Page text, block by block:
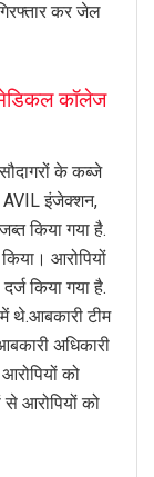
कर जेल
कॉलेज
के कब्जे
AVIL इंजेक्शन,
किया गया है.
आरोपियों
किया गया है.
थे.आबकारी टीम
अधिकारी
को
से आरोपियों को